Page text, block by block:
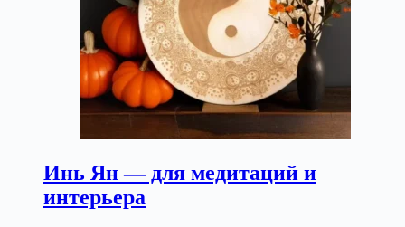
Инь Ян — для медитаций и
интерьера